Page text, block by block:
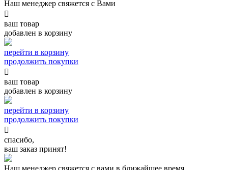
Наш менеджер свяжется с Вами

ваш товар
добавлен в корзину
перейти в корзину
продолжить покупки

ваш товар
добавлен в корзину
перейти в корзину
продолжить покупки

спасибо,
ваш заказ принят!
Наш менеджер свяжется с вами в ближайшее время